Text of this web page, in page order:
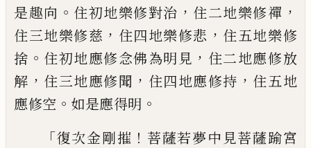
是趣向 。 住初地樂修對治 ， 住二地樂修禪 ，
住三地樂修慈 ， 住四地樂修悲 ， 住五地樂修
捨 。 住初地應修念佛為明見 ， 住二地應修放
解 ， 住三地應修聞 ， 住四地應修持 ， 住五地
應修空 。 如是應得明 。
「復次金剛摧 ！ 菩薩若夢中見菩薩踰宮